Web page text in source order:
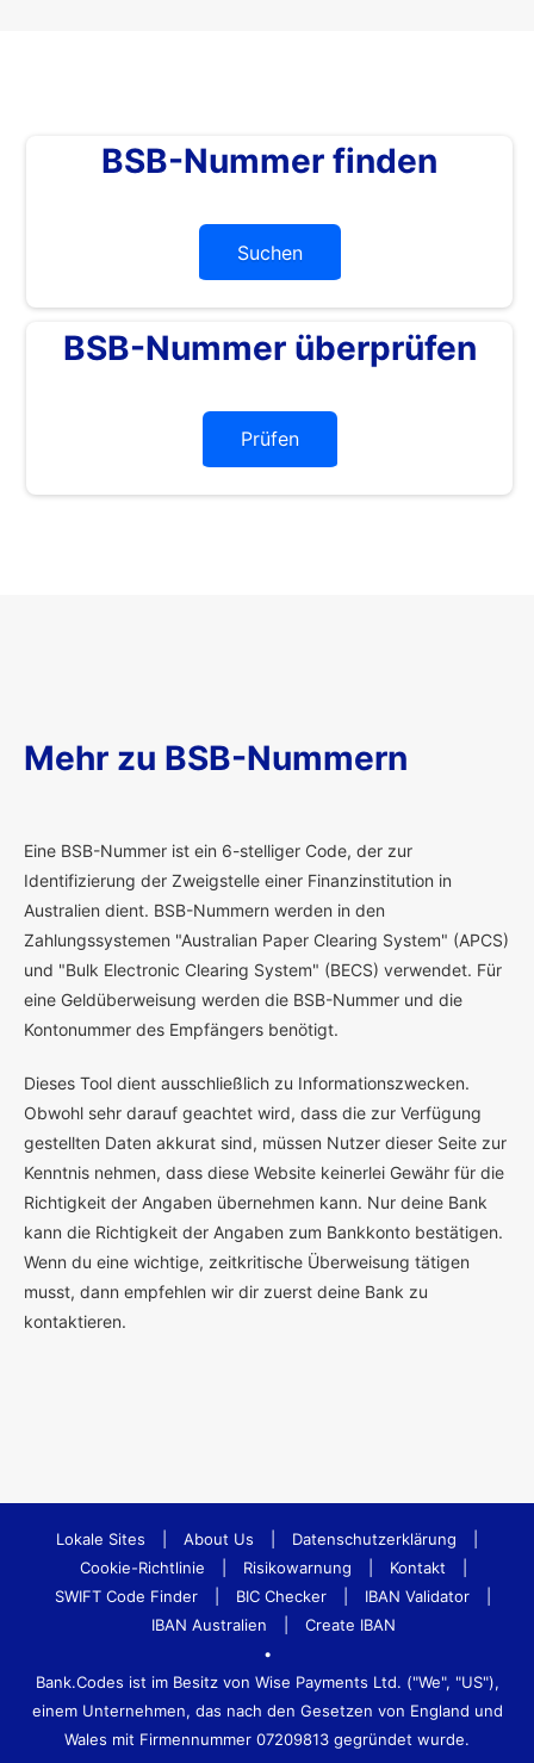
BSB-Nummer finden
Suchen
BSB-Nummer überprüfen
Prüfen
Mehr zu BSB-Nummern
Eine BSB-Nummer ist ein 6-stelliger Code, der zur
Identifizierung der Zweigstelle einer Finanzinstitution in
Australien dient. BSB-Nummern werden in den
Zahlungssystemen "Australian Paper Clearing System" (APCS)
und "Bulk Electronic Clearing System" (BECS) verwendet. Für
eine Geldüberweisung werden die BSB-Nummer und die
Kontonummer des Empfängers benötigt.
Dieses Tool dient ausschließlich zu Informationszwecken.
Obwohl sehr darauf geachtet wird, dass die zur Verfügung
gestellten Daten akkurat sind, müssen Nutzer dieser Seite zur
Kenntnis nehmen, dass diese Website keinerlei Gewähr für die
Richtigkeit der Angaben übernehmen kann. Nur deine Bank
kann die Richtigkeit der Angaben zum Bankkonto bestätigen.
Wenn du eine wichtige, zeitkritische Überweisung tätigen
musst, dann empfehlen wir dir zuerst deine Bank zu
kontaktieren.
Lokale Sites About Us Datenschutzerklärung
Cookie-Richtlinie
Risikowarnung Kontakt
SWIFT Code Finder
BIC Checker IBAN Validator
IBAN Australien
Create IBAN
•
Bank.Codes ist im Besitz von Wise Payments Ltd. ("We", "US"),
einem Unternehmen, das nach den Gesetzen von England und
Wales mit Firmennummer 07209813 gegründet wurde.